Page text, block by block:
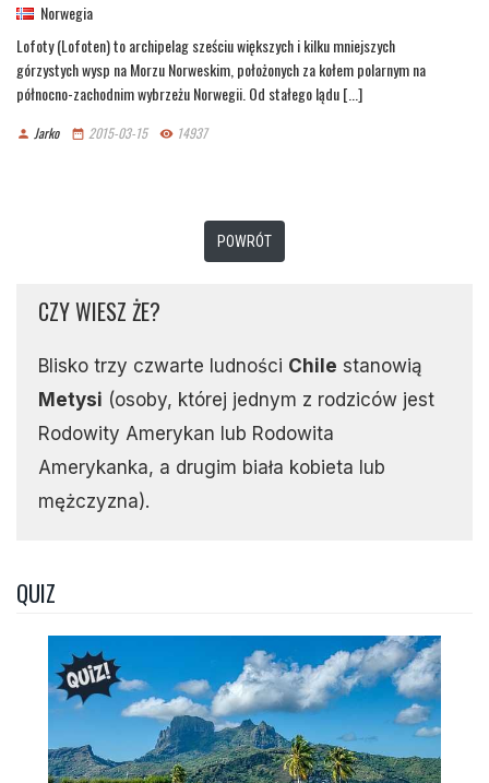
Norwegia
Lofoty (Lofoten) to archipelag sześciu większych i kilku mniejszych
górzystych wysp na Morzu Norweskim, położonych za kołem polarnym na
północno-zachodnim wybrzeżu Norwegii. Od stałego lądu [...]
person Jarko date_range 2015-03-15 remove_red_eye 14937
POWRÓT
CZY WIESZ ŻE?
Blisko trzy czwarte ludności Chile stanowią
Metysi (osoby, której jednym z rodziców jest
Rodowity Amerykan lub Rodowita
Amerykanka, a drugim biała kobieta lub
mężczyzna).
QUIZ